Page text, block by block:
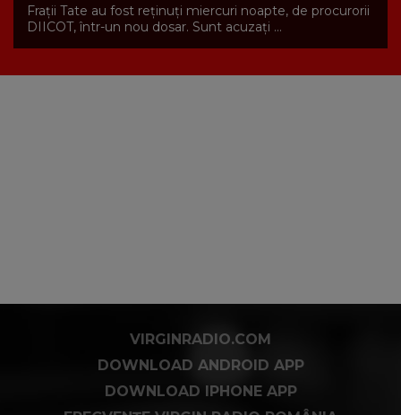
Fraţii Tate au fost reţinuţi miercuri noapte, de procurorii
DIICOT, într-un nou dosar. Sunt acuzaţi ...
VIRGINRADIO.COM
DOWNLOAD ANDROID APP
DOWNLOAD IPHONE APP